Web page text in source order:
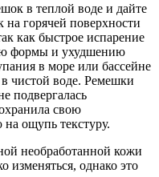
в теплой воде и дайте
горячей поверхности
как быстрое испарение
формы и ухудшению
в море или бассейне
чистой воде. Ремешки
подвергалась
свою
ощупь текстуру.
необработанной кожи
изменяться, однако это